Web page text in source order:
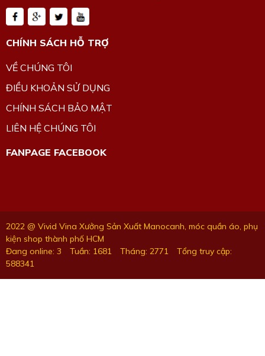
CHÍNH SÁCH HỖ TRỢ
VỀ CHÚNG TÔI
ĐIỀU KHOẢN SỬ DỤNG
CHÍNH SÁCH BẢO MẬT
LIÊN HỆ CHÚNG TÔI
FANPAGE FACEBOOK
2022 @ Vivid Vina Xưởng Sản Xuất Manocanh, móc quần áo, phụ
kiện shop thành phố HCM
Đang online: 3
Tuần: 1681 Tháng: 2771
Tổng truy cập:
588341